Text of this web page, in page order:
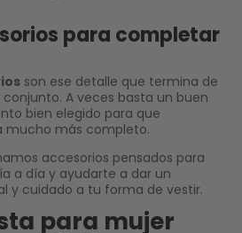
para completar
son ese detalle que termina de
A veces basta un buen
bien elegido para que
mucho más completo.
accesorios pensados para
a día y ayudarte a dar un
y cuidado a tu forma de vestir.
para mujer